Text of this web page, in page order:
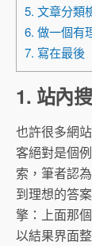
5. 文章分類
6. 做一個有
7. 寫在最後
1. 站內
也許很多網
客絕對是個
索，筆者認
到理想的答
擎：上面那
以結果界面